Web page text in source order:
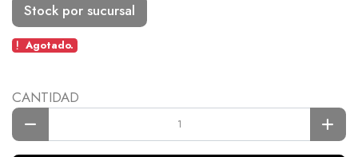
Stock por sucursal
Agotado.
CANTIDAD